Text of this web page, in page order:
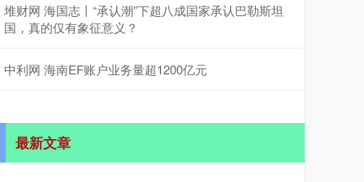
堆财网 海国志丨“承认潮”下超八成国家承认巴勒斯坦
国，真的仅有象征意义？
中利网 海南EF账户业务量超1200亿元
最新文章